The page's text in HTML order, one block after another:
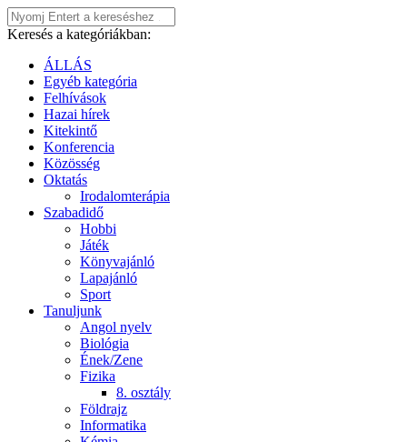
Keresés a kategóriákban:
ÁLLÁS
Egyéb kategória
Felhívások
Hazai hírek
Kitekintő
Konferencia
Közösség
Oktatás
Irodalomterápia
Szabadidő
Hobbi
Játék
Könyvajánló
Lapajánló
Sport
Tanuljunk
Angol nyelv
Biológia
Ének/Zene
Fizika
8. osztály
Földrajz
Informatika